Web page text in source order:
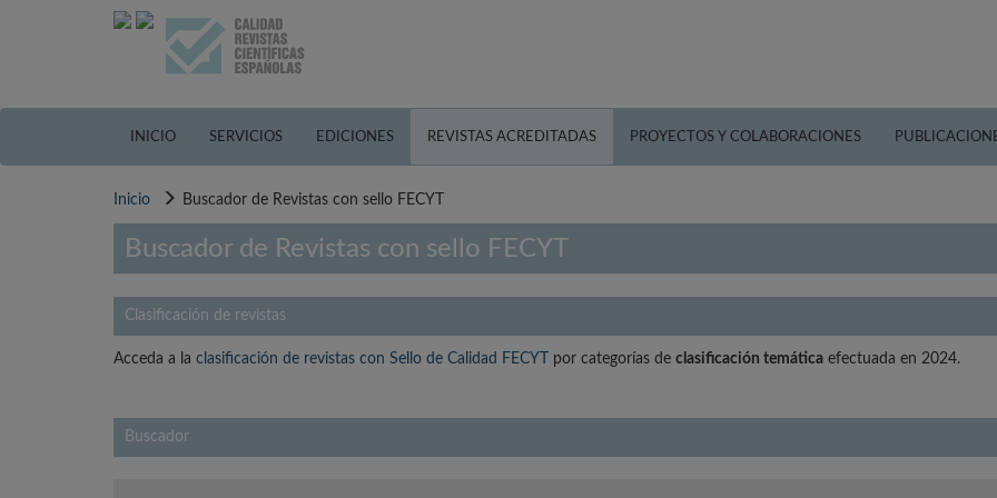
INICIO SERVICIOS EDICIONES REVISTAS ACREDITADAS PROYECTOS Y COLABORACIONES
Inicio Buscador de Revistas con sello FECYT
Buscador de Revistas con sello FECYT
Clasificación de revistas
Acceda a la clasificación de revistas con Sello de Calidad FECYT por categorías de clasificación temática efectuada en 2024.
Buscador